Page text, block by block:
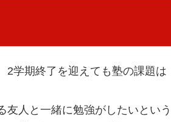
学期終了を迎えても塾の課題は
友人と一緒に勉強がしたいという